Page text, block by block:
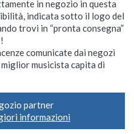
in negozio in questa
indicata sotto il logo del
trovi in “pronta consegna”
comunicate dai negozi
musicista capita di
partner
informazioni